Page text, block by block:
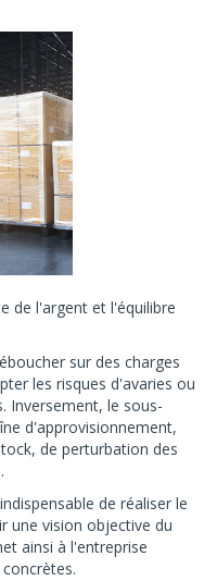
de l'argent et l'équilibre
sur des charges
les risques d'avaries ou
Inversement, le sous-
d'approvisionnement,
de perturbation des
de réaliser le
une vision objective du
ainsi à l'entreprise